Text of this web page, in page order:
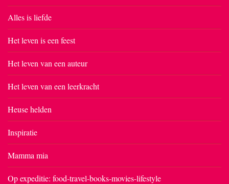
Alles is liefde
Het leven is een feest
Het leven van een auteur
Het leven van een leerkracht
Heuse helden
Inspiratie
Mamma mia
Op expeditie: food-travel-books-movies-lifestyle